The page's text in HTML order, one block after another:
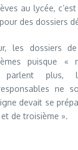
au lycée,
des dossiers
les dossiers
puisque
parlent plus,
ne
devait se
de troisième ».